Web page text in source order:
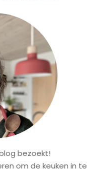
bezoekt!
om de keuken in te